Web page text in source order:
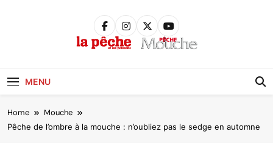
MENU
Home Mouche
Pêche de l’ombre à la mouche : n’oubliez pas le sedge en automne